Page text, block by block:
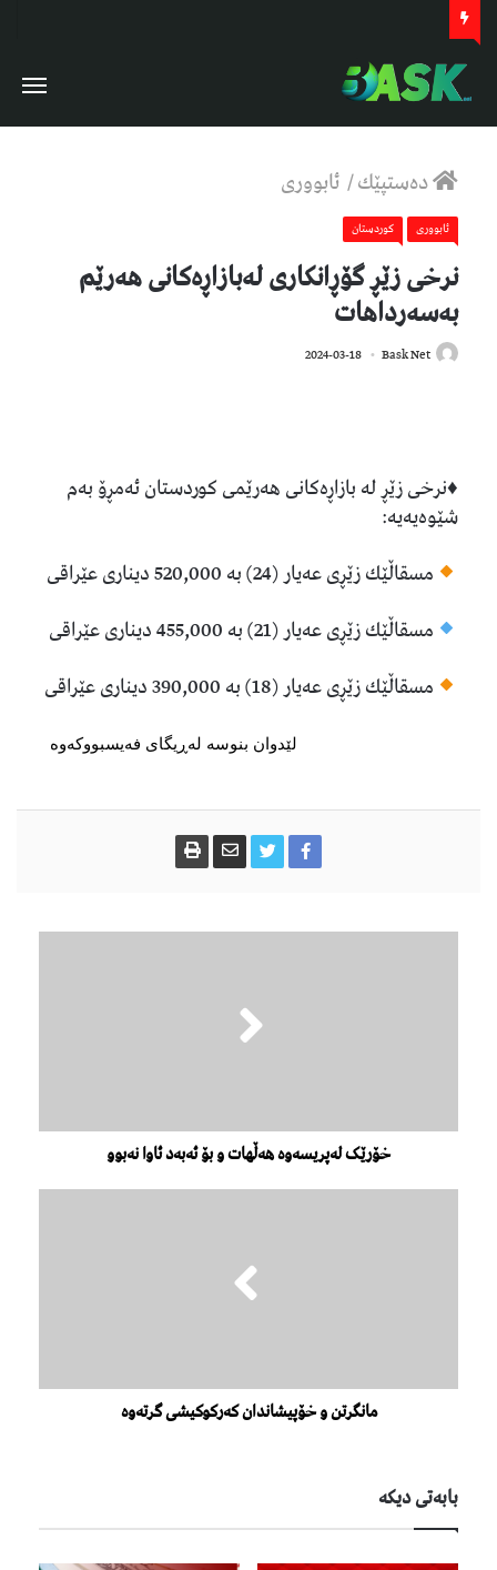
دەستپێك/ ئابووری
ئابووری كوردستان
نرخی زێڕ گۆڕانکاری لەبازاڕەکانی هەرێم
بەسەرداهات
Bask Net
2024-03-18
♦️نرخی زێڕ لە بازاڕەکانی ھەرێمی کوردستان ئەمڕۆ بەم
شێوەیەیە:
مسقاڵێك زێڕی عەیار (24) بە 520,000 دیناری عێراقی
مسقاڵێك زێڕی عەیار (21) بە 455,000 دیناری عێراقی
مسقاڵێك زێڕی عەیار (18) بە 390,000 دیناری عێراقی
لێدوان بنوسە لەڕیگای فەیسبووکەوە
خۆرێک لەپریسەوە هەڵهات و بۆ ئەبەد ئاوا نەبوو
مانگرتن و خۆپیشاندان کەرکوکیشی گرتەوە
بابەتی دیكە